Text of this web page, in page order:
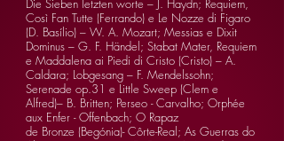
Die Sieben letzten worte – J. Haydn; Requiem,
Così Fan Tutte (Ferrando) e Le Nozze di Figaro
(D. Basílio) – W. A. Mozart; Messias e Dixit
Dominus – G. F. Händel; Stabat Mater, Requiem
e Maddalena ai Piedi di Cristo (Cristo) – A.
Caldara; Lobgesang – F. Mendelssohn;
Serenade op.31 e Little Sweep (Clem e
Alfred)– B. Britten; Perseo - Carvalho; Orphée
aux Enfer - Offenbach; O Rapaz
de Bronze (Begónia)- Côrte-Real; As Guerras do